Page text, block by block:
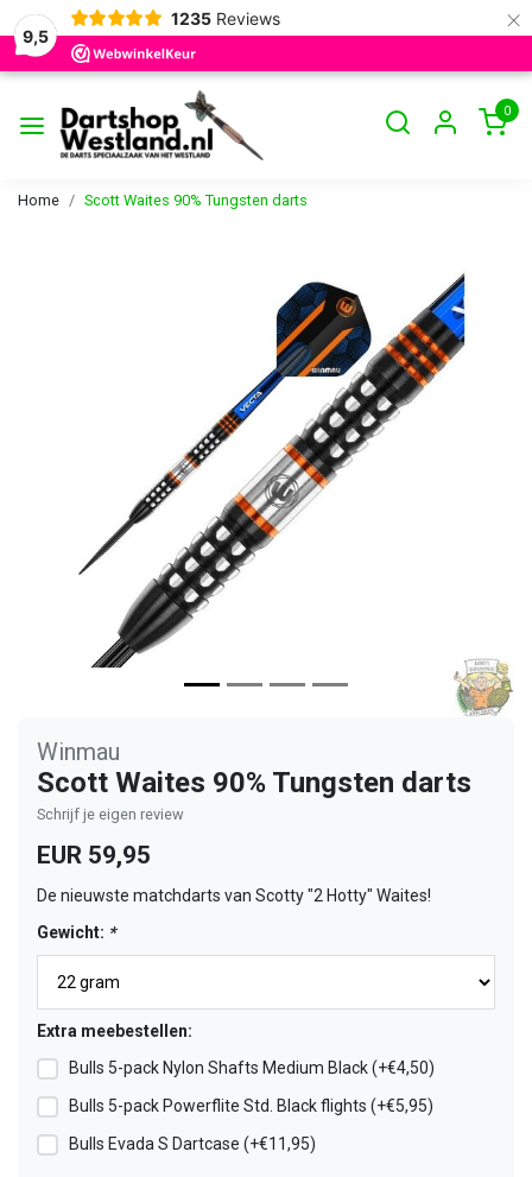
9,5
1235 Reviews ×
0
Home Scott Waites 90% Tungsten darts
Winmau
Scott Waites 90% Tungsten darts
Schrijf je eigen review
EUR 59,95
De nieuwste matchdarts van Scotty "2 Hotty" Waites!
Gewicht: *
Extra meebestellen:
Bulls 5-pack Nylon Shafts Medium Black (+€4,50)
Bulls 5-pack Powerflite Std. Black flights (+€5,95)
Bulls Evada S Dartcase (+€11,95)